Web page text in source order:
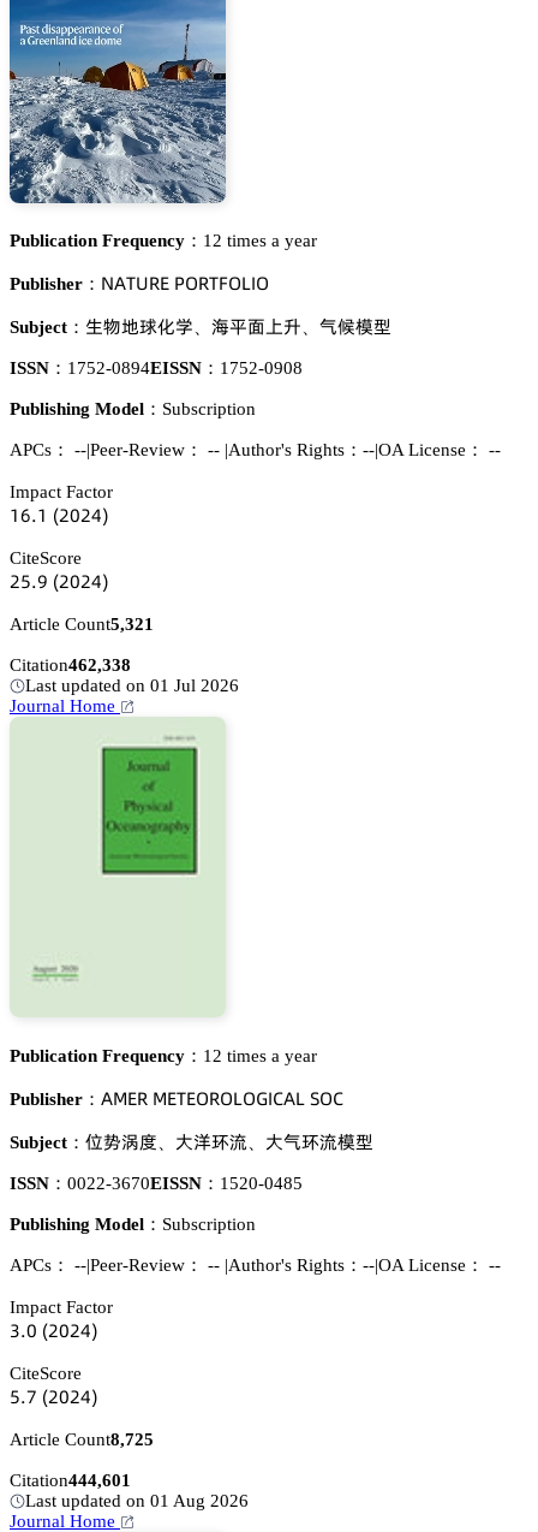
Publication Frequency： 12 times a year
Publisher： 沟嵻穫侶葤乊 鵝鵣葤穫彦鵣欄喊鵣
Subject： 璗醑妤㝅仃惒、 軀恡泴鋚遾、 瑖列憙虾
ISSN： 1752-0894EISSN： 1752-0908
Publishing Model： Subscription
APCs： --|Peer-Review： -- |Author's Rights：--|OA License： --
Impact Factor
声炆.声 (缗蔡缗鋺)
CiteScore
缗逦.䟕 (缗蔡缗鋺)
Article Count5,321
Citation462,338
Last updated on 01 Jul 2026
Journal Home
Publication Frequency： 12 times a year
Publisher： 嵻胦乊葤 胦乊穫乊鵣葤鵣欄鵣佥喊。嵻欄 偌鵣。
Subject： 钝㺕焕㤹 𬬻騅乯藠 𬬻瑖乯藠憙虾
ISSN： 0022-3670EISSN： 1520-0485
Publishing Model： Subscription
APCs： --|Peer-Review： -- |Author's Rights：--|OA License： --
Impact Factor
杚.蔡 (缗蔡缗鋺)
CiteScore
逦.篫 (缗蔡缗鋺)
Article Count8,725
Citation444,601
Last updated on 01 Aug 2026
Journal Home